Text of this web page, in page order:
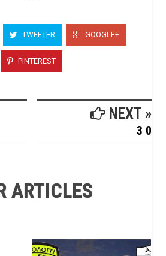
TWEETER GOOGLE+
PINTEREST
NEXT »
3 0
ARTICLES